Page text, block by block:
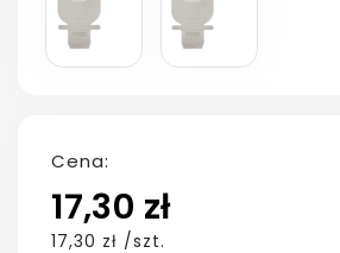
Cena:
17,30 zł
17,30 zł /szt.